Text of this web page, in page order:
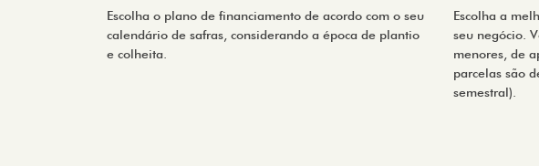
Escolha o plano de financiamento de acordo com o seu
calendário de safras, considerando a época de plantio
e colheita.
Escolha a
seu negócio.
menores, de
parcelas são
semestral).